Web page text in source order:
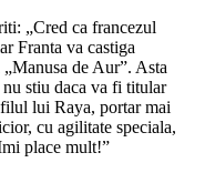
„Cred ca francezul
Franta va castiga
de Aur”. Asta
stiu daca va fi titular
lui Raya, portar mai
cu agilitate speciala,
place mult!”